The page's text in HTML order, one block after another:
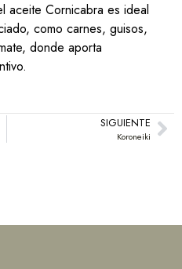
aceite Cornicabra es ideal
como carnes, guisos,
donde aporta
SIGUIENTE
Koroneiki